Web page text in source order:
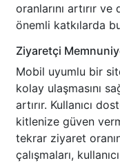
oranlarını artırır ve
önemli katkılarda
Ziyaretçi
Mobil uyumlu bir
kolay ulaşmasını
artırır. Kullanıcı
kitlenize güven
tekrar ziyaret
çalışmaları,